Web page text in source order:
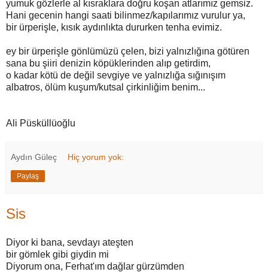
yumuk gözlerle al kısraklara doğru koşan atlarımız gemsiz.
Hani gecenin hangi saati bilinmez/kapılarımız vurulur ya,
bir ürperişle, kısık aydınlıkta dururken tenha evimiz.
ey bir ürperişle gönlümüzü çelen, bizi yalnızlığına götüren
sana bu şiiri denizin köpüklerinden alıp getirdim,
o kadar kötü de değil sevgiye ve yalnızlığa sığınışım
albatros, ölüm kuşum/kutsal çirkinliğim benim...
Ali Püsküllüoğlu
Aydın Güleç Hiç yorum yok:
Paylaş
Sis
Diyor ki bana, sevdayı ateşten
bir gömlek gibi giydin mi
Diyorum ona, Ferhat'ım dağlar gürzümden